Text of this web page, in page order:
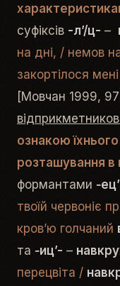
суфіксів -л’/ц- –
на дні, / немов
закортілося
[Мовчан 1999,
ознакою
розташування в
формантами
твоїй червоніє
кров’ю голчаний
та ‑иц’- –
перецвіта /